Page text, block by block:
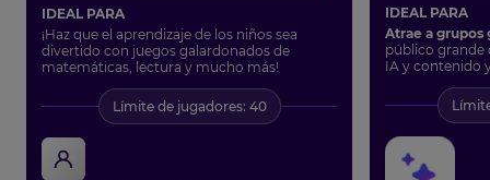
IDEAL PARA
¡Haz que el aprendizaje de los niños sea
divertido con juegos galardonados de
matemáticas, lectura y mucho más!
Límite de jugadores: 40
IDEAL PARA
Atrae a grupos
público grande
IA y contenido